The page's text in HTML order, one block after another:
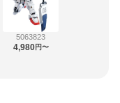
5063823
4,980円〜